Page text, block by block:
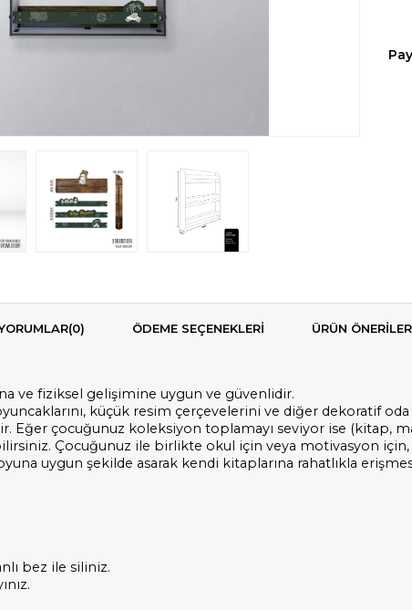
(0) ÖDEME SEÇENEKLERI ÜRÜN
ve fiziksel gelişimine uygun ve güvenlidir.
küçük resim çerçevelerini ve diğer dekoratif
Eğer çocuğunuz koleksiyon toplamayı seviyor ise (kitap,
Çocuğunuz ile birlikte okul için veya motivasyon
uygun şekilde asarak kendi kitaplarına rahatlıkla
bez ile siliniz.